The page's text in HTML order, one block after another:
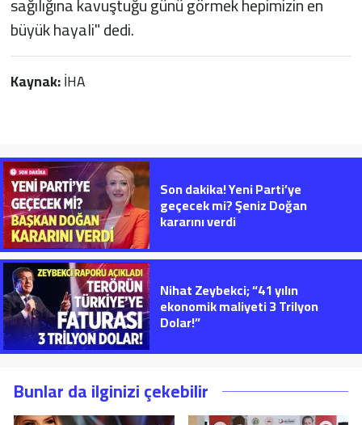
büyük hayali" dedi.
Kaynak:İHA
Son dakika! Yeni Parti’ye
geçecek mi? Şeniz Doğan
kararını verdi
Nihat Zeybekci; “41 yılın
ekonomik maliyeti 3 Trilyon
Dolar!”
Bunlar da ilginizi çekebilir